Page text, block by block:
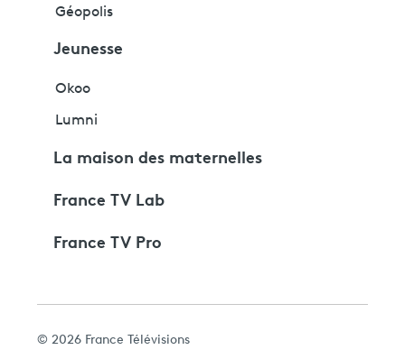
Géopolis
Jeunesse
Okoo
Lumni
La maison des maternelles
France TV Lab
France TV Pro
© 2026 France Télévisions